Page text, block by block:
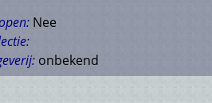
Nee
onbekend